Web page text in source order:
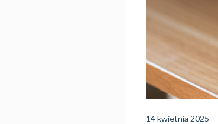
14 kwietnia 2025